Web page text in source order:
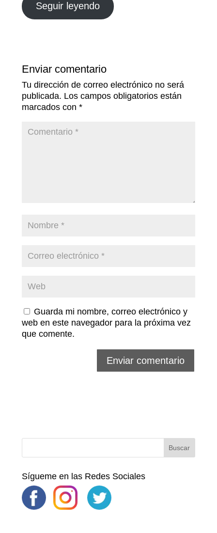
Seguir leyendo
Enviar comentario
Tu dirección de correo electrónico no será
publicada. Los campos obligatorios están
marcados con *
Guarda mi nombre, correo electrónico y
web en este navegador para la próxima vez
que comente.
Sígueme en las Redes Sociales